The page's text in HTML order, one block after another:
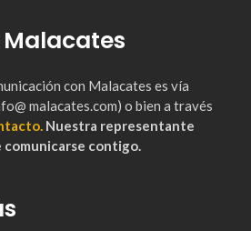
con Malacates es vía
malacates.com) o bien a través
Nuestra representante
comunicarse contigo.